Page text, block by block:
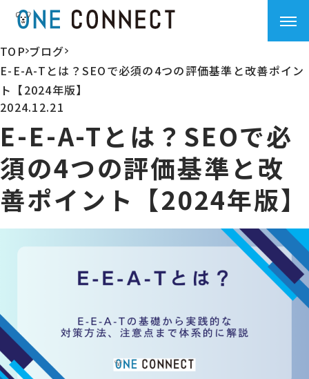
TOP>ブログ>
E-E-A-Tとは？SEOで必須の4つの評価基準と改善ポイン
ト【2024年版】
2024.12.21
E-E-A-Tとは？SEOで必
須の4つの評価基準と改
善ポイント【2024年版】